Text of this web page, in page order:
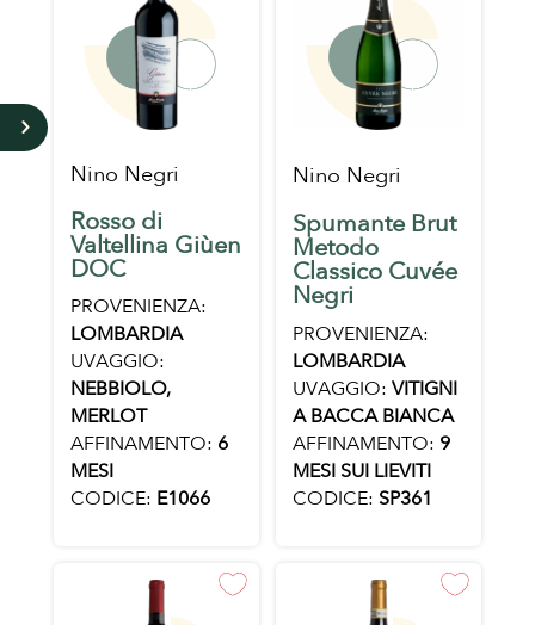
5
Nino Negri
Rosso di
Valtellina Giùen
DOC
PROVENIENZA:
LOMBARDIA
UVAGGIO:
NEBBIOLO,
MERLOT
AFFINAMENTO: 6
MESI
CODICE: E1066
Nino Negri
Spumante Brut
Metodo
Classico Cuvée
Negri
PROVENIENZA:
LOMBARDIA
UVAGGIO: VITIGNI
A BACCA BIANCA
AFFINAMENTO: 9
MESI SUI LIEVITI
CODICE: SP361